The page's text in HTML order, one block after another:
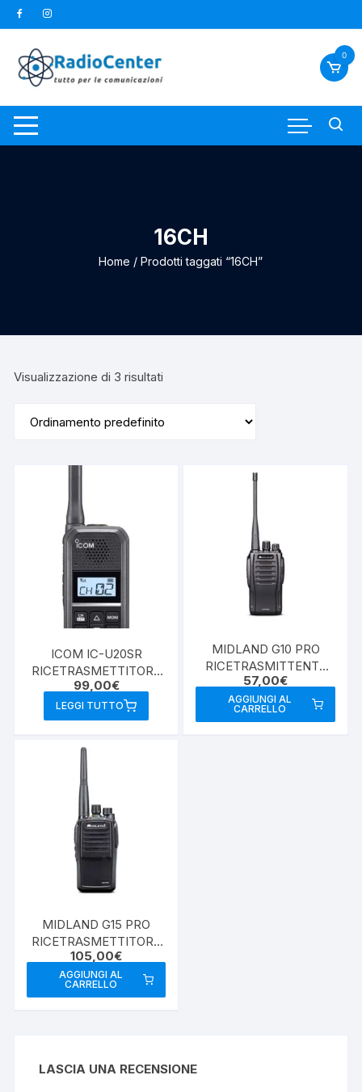
al
contenuto
0
16CH
Home / Prodotti taggati “16CH”
Visualizzazione di 3 risultati
ICOM IC-U20SR
RICETRASMETTITORE
PMR446
99,00€
LEGGI TUTTO
MIDLAND G10 PRO
RICETRASMITTENTE
PMR446
57,00€
AGGIUNGI AL
CARRELLO
MIDLAND G15 PRO
RICETRASMETTITORE
PMR446 IP67
105,00€
AGGIUNGI AL
CARRELLO
LASCIA UNA RECENSIONE